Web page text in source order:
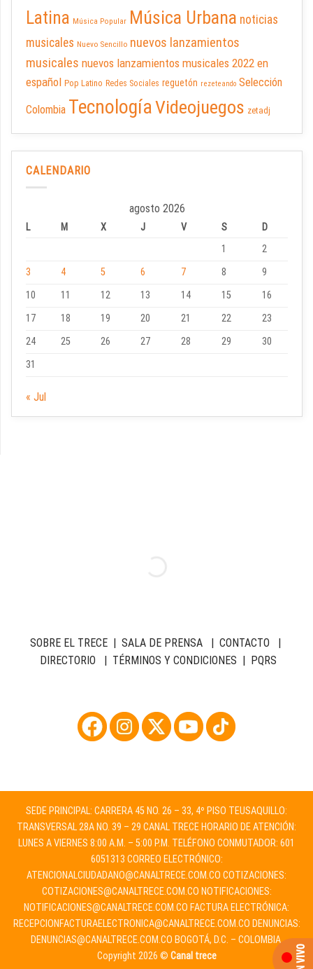
Latina Música Popular Música Urbana noticias
musicales Nuevo Sencillo nuevos lanzamientos
musicales nuevos lanzamientos musicales 2022 en
español Pop Latino Redes Sociales reguetón rezeteando Selección
Colombia TecnologíaVideojuegos zetadj
CALENDARIO
agosto 2026
L M X J V S
D
1
2
3
4 5 6 7 8
9
10
11 12 13 14 15
16
17
18 19 20 21 22
23
24
25 26 27 28 29
30
31
« Jul
SOBRE EL TRECE| SALA DE PRENSA| CONTACTO
DIRECTORIO
TÉRMINOS Y CONDICIONES PQRS
SEDE PRINCIPAL: CARRERA 45 NO. 26 – 33, 4º PISO TEUSAQUILLO:
TRANSVERSAL 28A NO. 39 – 29 CANAL TRECE HORARIO DE ATENCIÓN:
LUNES A VIERNES 8:00 A.M. – 5:00 P.M. TELÉFONO CONMUTADOR: 601
6051313 CORREO ELECTRÓNICO:
ATENCIONALCIUDADANO@CANALTRECE.COM.CO COTIZACIONES:
COTIZACIONES@CANALTRECE.COM.CO NOTIFICACIONES:
NOTIFICACIONES@CANALTRECE.COM.CO FACTURA ELECTRÓNICA:
RECEPCIONFACTURAELECTRONICA@CANALTRECE.COM.CO DENUNCIAS:
DENUNCIAS@CANALTRECE.COM.CO BOGOTÁ, D.C. – COLOMBIA.
Copyright 2026 © Canal trece